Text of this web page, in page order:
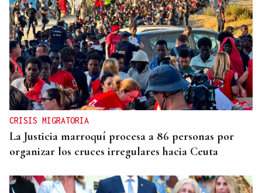
CRISIS MIGRATORIA
La Justicia marroquí procesa a 86 personas por
organizar los cruces irregulares hacia Ceuta